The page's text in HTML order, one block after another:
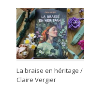
La braise en héritage /
Claire Vergier